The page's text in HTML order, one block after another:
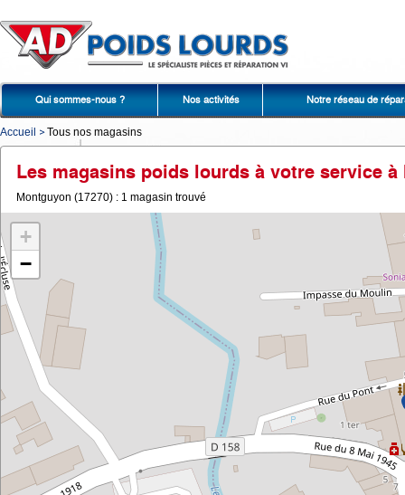
Qui sommes-nous ? Nos activités Notre réseau de
Accueil Tous nos magasins
Les magasins poids lourds à votre service
Montguyon (17270) : 1 magasin trouvé
+
−